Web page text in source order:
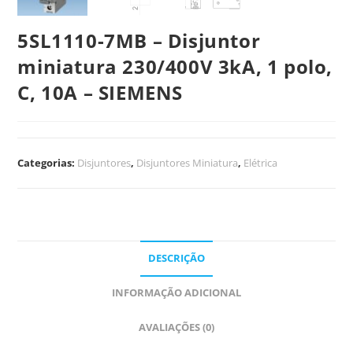
5SL1110-7MB – Disjuntor
miniatura 230/400V 3kA, 1 polo,
C, 10A – SIEMENS
Categorias: Disjuntores, Disjuntores Miniatura, Elétrica
DESCRIÇÃO
INFORMAÇÃO ADICIONAL
AVALIAÇÕES (0)